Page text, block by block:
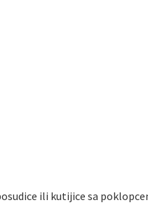
ili kutijice sa